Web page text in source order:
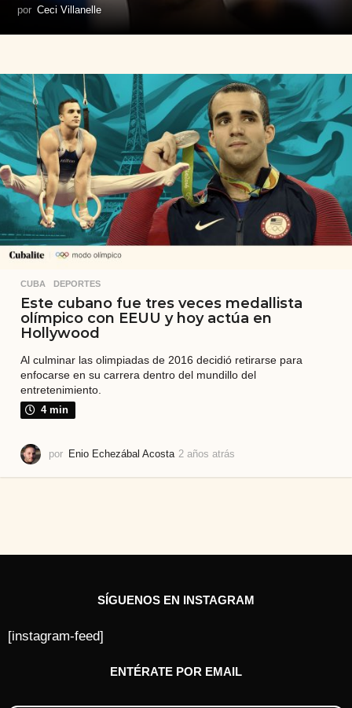
por Ceci Villanelle
CUBA ,DEPORTES
Este cubano fue tres veces medallista
olímpico con EEUU y hoy actúa en
Hollywood
Al culminar las olimpiadas de 2016 decidió retirarse para
enfocarse en su carrera dentro del mundillo del
entretenimiento.
4 min
por Enio Echezábal Acosta 2 años atrás
r
SÍGUENOS EN INSTAGRAM
[instagram-feed]
ENTÉRATE POR EMAIL